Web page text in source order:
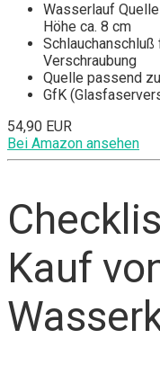
Wasserlauf
Höhe ca. 8 cm
Verschraubung
Quelle passend
GfK
54,90 EUR
Bei Amazon ansehen
Kauf